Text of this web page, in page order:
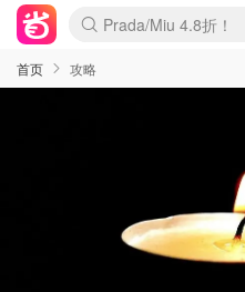
Prada/Miu 4.8折！
首页 攻略